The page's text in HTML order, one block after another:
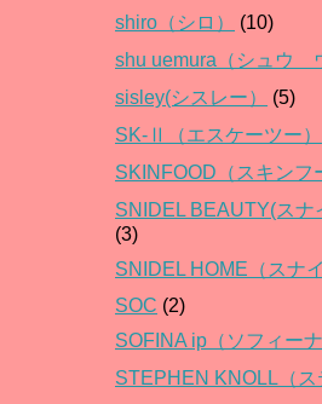
shiro（シロ）
(10)
shu uemura（シュウ
sisley(シスレー）
(5)
SK-Ⅱ（エスケーツー）
SKINFOOD（スキンフ
SNIDEL BEAUTY(スナ
(3)
SNIDEL HOME（スナ
SOC (2)
SOFINA ip（ソフィーナ
STEPHEN KNOLL（ス